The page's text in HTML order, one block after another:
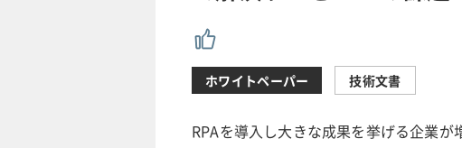
ホワイトペーパー 技術文書
RPAを導入し大きな成果を挙げる企業